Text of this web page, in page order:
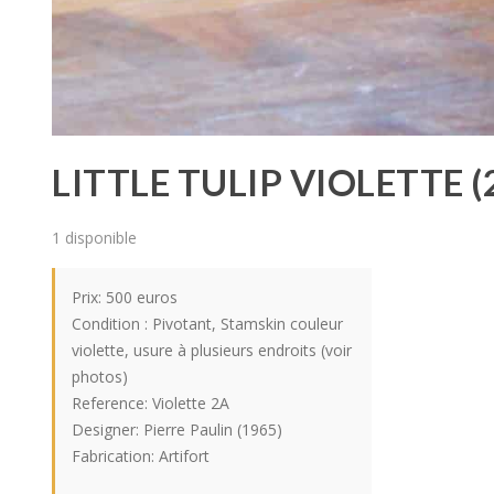
LITTLE TULIP VIOLETTE
1 disponible
Prix: 500 euros
Condition : Pivotant, Stamskin couleur
violette, usure à plusieurs endroits (voir
photos)
Reference: Violette 2A
Designer: Pierre Paulin (1965)
Fabrication: Artifort